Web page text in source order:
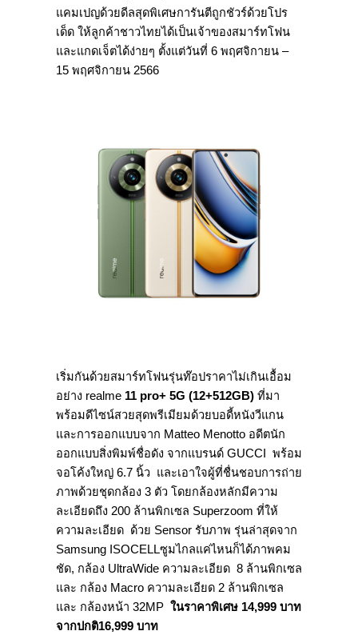
แคมเปญด้วยดีลสุดพิเศษการันตีถูกชัวร์ด้วยโปร
เด็ด ให้ลูกค้าชาวไทยได้เป็นเจ้าของสมาร์ทโฟน
และแกดเจ็ตได้ง่ายๆ ตั้งแต่วันที่ 6 พฤศจิกายน –
15 พฤศจิกายน 2566
เริ่มกันด้วยสมาร์ทโฟนรุ่นท๊อปราคาไม่เกินเอื้อม
อย่าง realme 11 pro+ 5G (12+512GB) ที่มา
พร้อมดีไซน์สวยสุดพรีเมียมด้วยบอดี้หนังวีแกน
และการออกแบบจาก Matteo Menotto อดีตนัก
ออกแบบสิ่งพิมพ์ชื่อดัง จากแบรนด์ GUCCI พร้อม
จอโค้งใหญ่ 6.7 นิ้ว และเอาใจผู้ที่ชื่นชอบการถ่าย
ภาพด้วยชุดกล้อง 3 ตัว โดยกล้องหลักมีความ
ละเอียดถึง 200 ล้านพิกเซล Superzoom ที่ให้
ความละเอียด ด้วย Sensor รับภาพ รุ่นล่าสุดจาก
Samsung ISOCELLซูมไกลแค่ไหนก็ได้ภาพคม
ชัด, กล้อง UltraWide ความละเอียด 8 ล้านพิกเซล
และ กล้อง Macro ความละเอียด 2 ล้านพิกเซล
และ กล้องหน้า 32MP ในราคาพิเศษ 14,999 บาท
จากปกติ16,999 บาท